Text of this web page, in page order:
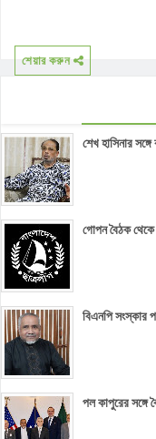
শেয়ার করুন
শেখ হাসিনার
গোপন বৈঠক
বিএনপি সংস্কার
পল কাপুরের সঙ্গে